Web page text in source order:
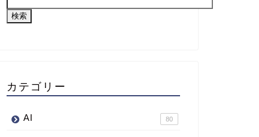
カテゴリー
AI 80